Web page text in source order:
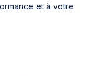
et à votre